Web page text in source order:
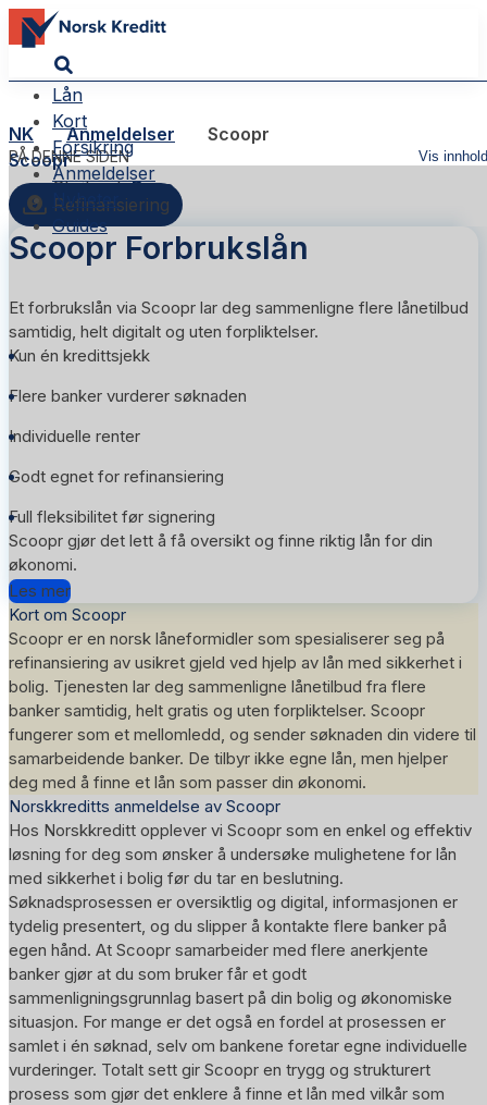
Lån
Kort
Forsikring
Anmeldelser
Nyheter
Guides
NK Anmeldelser Scoopr
PÅ DENNE SIDEN Vis innhold
Scoopr
Skribent:Reza
Refinansiering
Scoopr Forbrukslån
Et forbrukslån via Scoopr lar deg sammenligne flere lånetilbud
samtidig, helt digitalt og uten forpliktelser.
Kun én kredittsjekk
Flere banker vurderer søknaden
Individuelle renter
Godt egnet for refinansiering
Full fleksibilitet før signering
Scoopr gjør det lett å få oversikt og finne riktig lån for din
økonomi.
Les mer
Kort om Scoopr
Scoopr er en norsk låneformidler som spesialiserer seg på
refinansiering av usikret gjeld ved hjelp av lån med sikkerhet i
bolig. Tjenesten lar deg sammenligne lånetilbud fra flere
banker samtidig, helt gratis og uten forpliktelser. Scoopr
fungerer som et mellomledd, og sender søknaden din videre til
samarbeidende banker. De tilbyr ikke egne lån, men hjelper
deg med å finne et lån som passer din økonomi.
Norskkreditts anmeldelse av Scoopr
Hos Norskkreditt opplever vi Scoopr som en enkel og effektiv
løsning for deg som ønsker å undersøke mulighetene for lån
med sikkerhet i bolig før du tar en beslutning.
Søknadsprosessen er oversiktlig og digital, informasjonen er
tydelig presentert, og du slipper å kontakte flere banker på
egen hånd. At Scoopr samarbeider med flere anerkjente
banker gjør at du som bruker får et godt
sammenligningsgrunnlag basert på din bolig og økonomiske
situasjon. For mange er det også en fordel at prosessen er
samlet i én søknad, selv om bankene foretar egne individuelle
vurderinger. Totalt sett gir Scoopr en trygg og strukturert
prosess som gjør det enklere å finne et lån med vilkår som